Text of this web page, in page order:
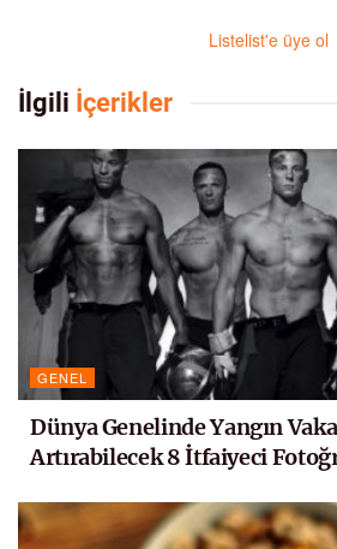
Listelist'e üye ol
İlgili İçerikler
GENEL
Dünya Genelinde Yangın
Artırabilecek 8 İtfaiyeci